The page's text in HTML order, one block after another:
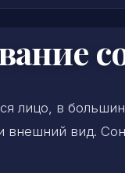
лицо, в
внешний вид.